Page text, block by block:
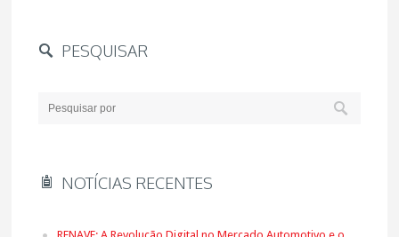
PESQUISAR
NOTÍCIAS RECENTES